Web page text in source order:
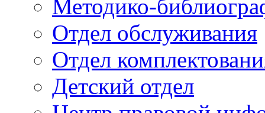
Методико-
Отдел обслуживания
Отдел
Детский отдел